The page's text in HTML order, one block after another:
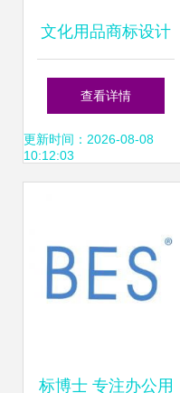
文化用品商标设计
新风尚 悬赏与转让
的创意双轨
查看详情
更新时间：2026-08-08
10:12:03
标博士 专注办公用